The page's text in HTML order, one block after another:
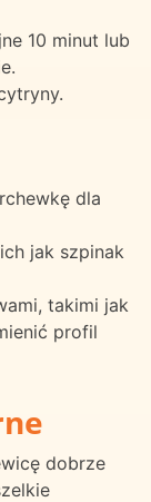
10 minut lub
dla
jak szpinak
takimi jak
profil
dobrze